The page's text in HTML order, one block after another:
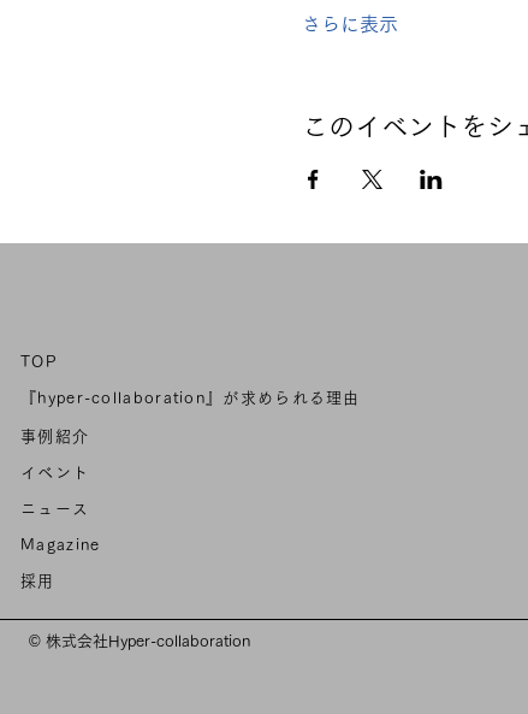
さらに表示
このイベントをシ
TOP
『hyper-collaboration』が求められる理由
事例紹介
イベント
ニュース
Magazine
採用
© 株式会社Hyper-collaboration